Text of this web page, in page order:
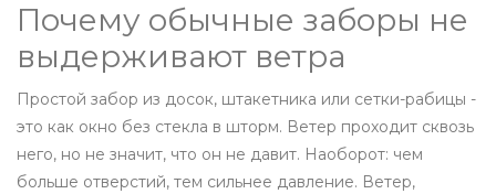
Почему обычные заборы не
выдерживают ветра
Простой забор из досок, штакетника или сетки-рабицы -
это как окно без стекла в шторм. Ветер проходит сквозь
него, но не значит, что он не давит. Наоборот: чем
больше отверстий, тем сильнее давление. Ветер,